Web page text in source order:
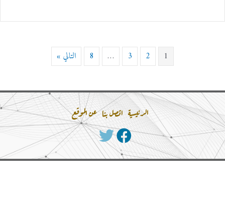
1
2
3
…
8 التالي »
الرئيسية اتصل بنا عن الموقع